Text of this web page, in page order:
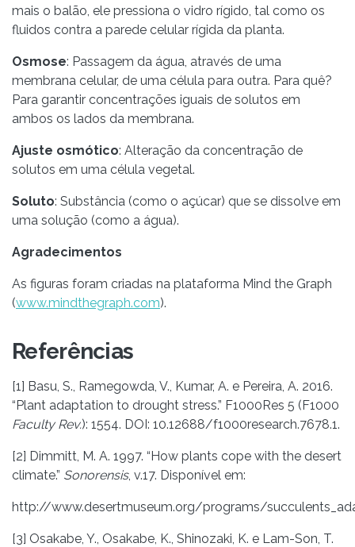
mais o balão, ele pressiona o vidro rígido, tal como os
fluidos contra a parede celular rígida da planta.
Osmose: Passagem da água, através de uma
membrana celular, de uma célula para outra. Para quê?
Para garantir concentrações iguais de solutos em
ambos os lados da membrana.
Ajuste osmótico: Alteração da concentração de
solutos em uma célula vegetal.
Soluto: Substância (como o açúcar) que se dissolve em
uma solução (como a água).
Agradecimentos
As figuras foram criadas na plataforma Mind the Graph
(www.mindthegraph.com).
Referências
[1] Basu, S., Ramegowda, V., Kumar, A. e Pereira, A. 2016.
“Plant adaptation to drought stress.” F1000Res 5 (F1000
Faculty Rev.): 1554. DOI: 10.12688/f1000research.7678.1.
[2] Dimmitt, M. A. 1997. “How plants cope with the desert
climate.” Sonorensis, v.17. Disponível em:
http://www.desertmuseum.org/programs/
[3] Osakabe, Y., Osakabe, K., Shinozaki, K. e Lam-Son, T.